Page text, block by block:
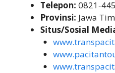
Telepon: 0821-
Provinsi: Jawa
Situs/Sosial